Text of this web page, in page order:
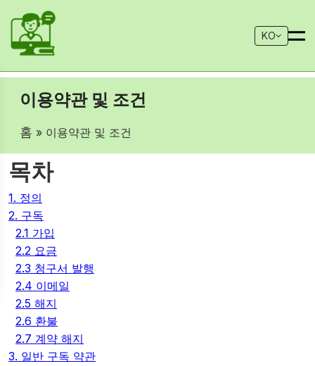
KO
이용약관 및 조건
홈 » 이용약관 및 조건
목차
1. 정의
2. 구독
2.1 가입
2.2 요금
2.3 청구서 발행
2.4 이메일
2.5 해지
2.6 환불
2.7 계약 해지
3. 일반 구독 약관